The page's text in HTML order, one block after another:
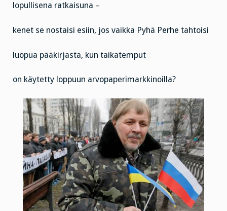
lopullisena ratkaisuna –
kenet se nostaisi esiin, jos vaikka Pyhä Perhe tahtoisi
luopua pääkirjasta, kun taikatemput
on käytetty loppuun arvopaperimarkkinoilla?